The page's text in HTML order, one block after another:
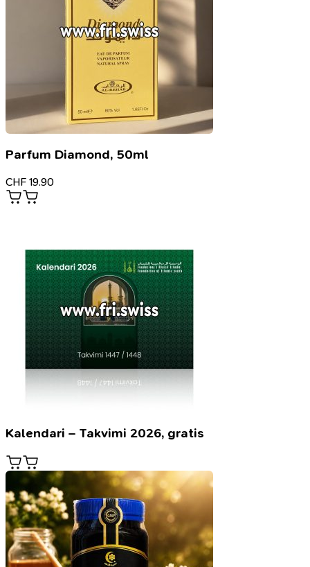
Parfum Diamond, 50ml
CHF 19.90
Kalendari – Takvimi 2026, gratis